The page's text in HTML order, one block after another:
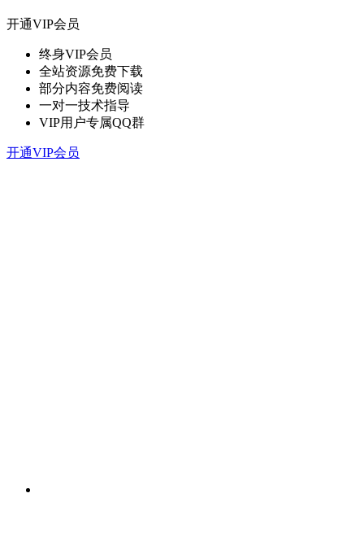
开通VIP会员
终身VIP会员
全站资源免费下载
部分内容免费阅读
一对一技术指导
VIP用户专属QQ群
开通VIP会员